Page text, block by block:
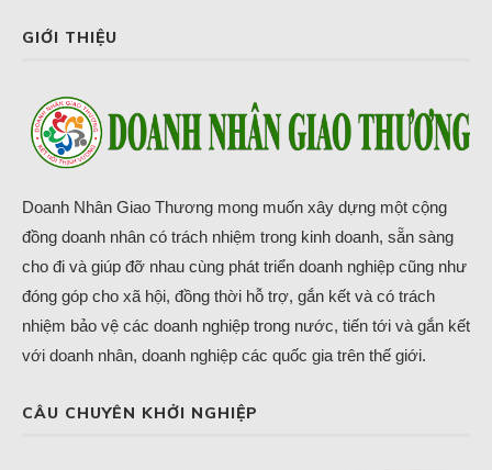
GIỚI THIỆU
Doanh Nhân Giao Thương mong muốn xây dựng một cộng
đồng doanh nhân có trách nhiệm trong kinh doanh, sẵn sàng
cho đi và giúp đỡ nhau cùng phát triển doanh nghiệp cũng như
đóng góp cho xã hội, đồng thời hỗ trợ, gắn kết và có trách
nhiệm bảo vệ các doanh nghiệp trong nước, tiến tới và gắn kết
với doanh nhân, doanh nghiệp các quốc gia trên thế giới.
CÂU CHUYÊN KHỞI NGHIỆP